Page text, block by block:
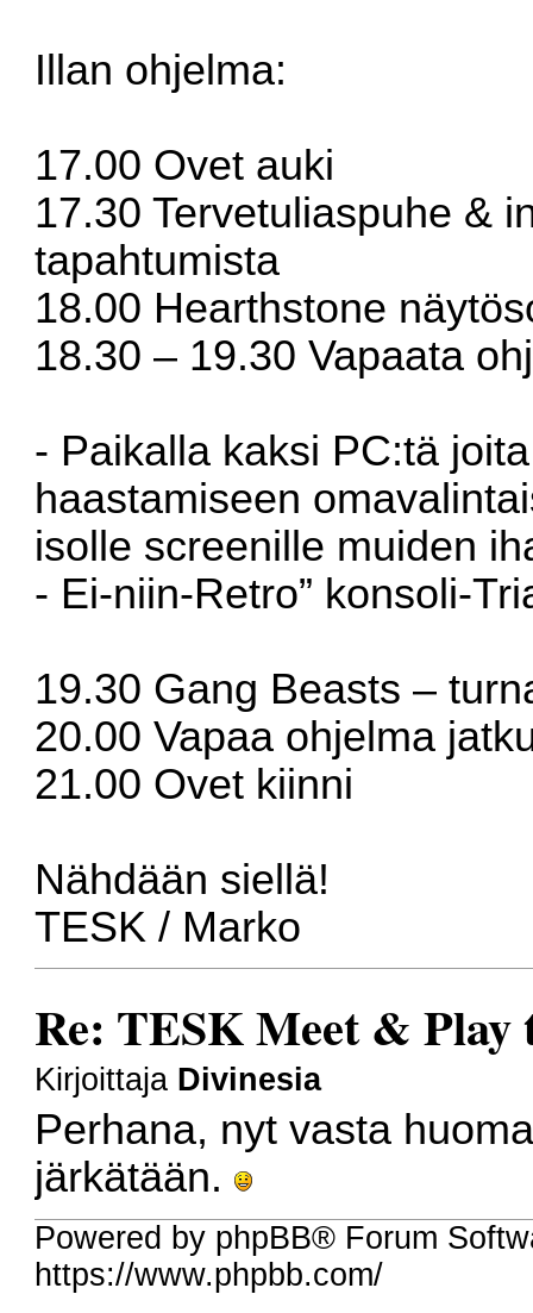
Illan ohjelma:
17.00 Ovet auki
17.30 Tervetuliaspuhe &
tapahtumista
18.00 Hearthstone
18.30 – 19.30 Vapaata
- Paikalla kaksi PC:tä
haastamiseen
isolle screenille muiden
- Ei-niin-Retro” konsoli-
19.30 Gang Beasts –
20.00 Vapaa ohjelma
21.00 Ovet kiinni
Nähdään siellä!
TESK / Marko
Re: TESK Meet & Play
Kirjoittaja Divinesia
Perhana, nyt vasta
järkätään.
Powered by phpBB® Forum
https://www.phpbb.com/